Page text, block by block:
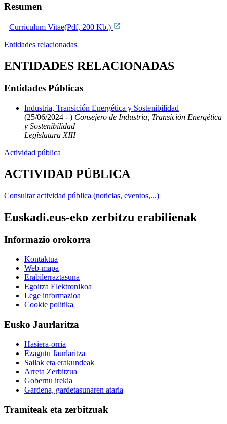
Resumen
Curriculum Vitae(Pdf, 200 Kb.)
Entidades relacionadas
ENTIDADES RELACIONADAS
Entidades Públicas
Industria, Transición Energética y Sostenibilidad
(25/06/2024 - ) Consejero de Industria, Transición Energética
y Sostenibilidad
Legislatura XIII
Actividad pública
ACTIVIDAD PÚBLICA
Consultar actividad pública (noticias, eventos,...)
Euskadi.eus-eko zerbitzu erabilienak
Informazio orokorra
Kontaktua
Web-mapa
Erabilerraztasuna
Egoitza Elektronikoa
Lege informazioa
Cookie politika
Eusko Jaurlaritza
Hasiera-orria
Ezagutu Jaurlaritza
Sailak eta erakundeak
Arreta Zerbitzua
Gobernu irekia
Gardena, gardetasunaren ataria
Tramiteak eta zerbitzuak